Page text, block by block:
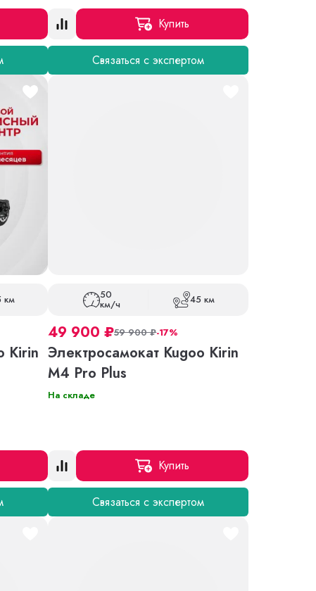
Купить
Связаться с экспертом
км
Kirin
50
км/ч 45 км
49 900₽59 900₽-17%
Электросамокат Kugoo Kirin
M4 Pro Plus
На складе
Купить
Связаться с экспертом